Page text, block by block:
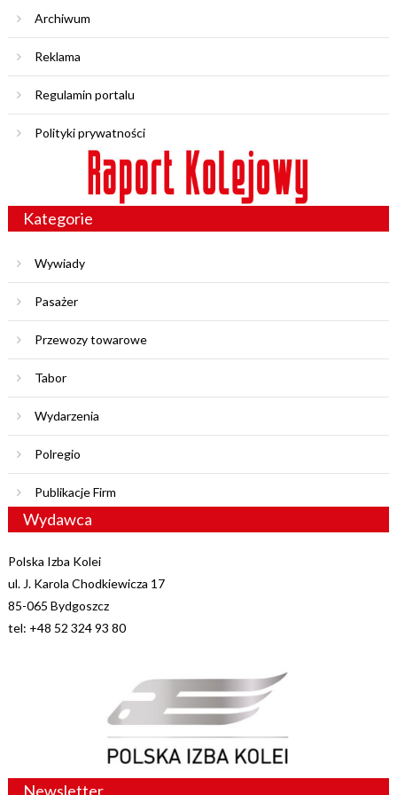
Archiwum
Reklama
Regulamin portalu
Polityki prywatności
Kategorie
Wywiady
Pasażer
Przewozy towarowe
Tabor
Wydarzenia
Polregio
Publikacje Firm
Wydawca
Polska Izba Kolei
ul. J. Karola Chodkiewicza 17
85-065 Bydgoszcz
tel: +48 52 324 93 80
Newsletter